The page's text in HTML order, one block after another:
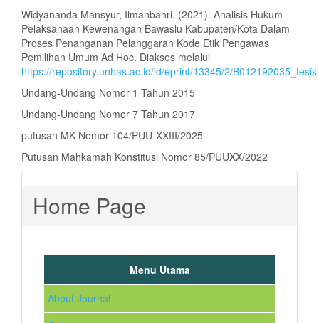
Widyananda Mansyur, Ilmanbahri. (2021). Analisis Hukum
Pelaksanaan Kewenangan Bawaslu Kabupaten/Kota Dalam
Proses Penanganan Pelanggaran Kode Etik Pengawas
Pemilihan Umum Ad Hoc. Diakses melalui
https://repository.unhas.ac.id/id/eprint/13345/2/B012192035_tesis
Undang-Undang Nomor 1 Tahun 2015
Undang-Undang Nomor 7 Tahun 2017
putusan MK Nomor 104/PUU-XXIII/2025
Putusan Mahkamah Konstitusi Nomor 85/PUUXX/2022
Home Page
Menu Utama
About Journal